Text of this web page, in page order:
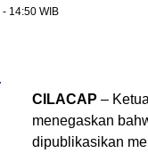
- 14:50 WIB
CILACAP –
menegaskan
dipublikasikan